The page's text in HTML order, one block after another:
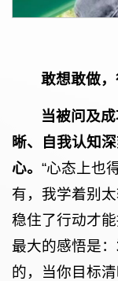
敢想敢做
当被问及
晰、自我认知
心。 “心态上也
有，我学着别
稳住了行动才
最大的感悟是：
的，当你目标